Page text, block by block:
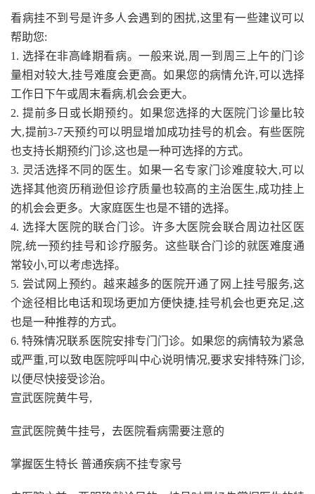
看病挂不到号是许多人会遇到的困扰,这里有一些建议可以
帮助您:
1. 选择在非高峰期看病。一般来说,周一到周三上午的门诊
量相对较大,挂号难度会更高。如果您的病情允许,可以选择
工作日下午或周末看病,机会会更大。
2. 提前多日或长期预约。如果您选择的大医院门诊量比较
大,提前3-7天预约可以明显增加成功挂号的机会。有些医院
也支持长期预约门诊,这也是一种可选择的方式。
3. 灵活选择不同的医生。如果一名专家门诊难度较大,可以
选择其他资历稍逊但诊疗质量也较高的主治医生,成功挂上
的机会会更多。大家庭医生也是不错的选择。
4. 选择大医院的联合门诊。许多大医院会联合周边社区医
院,统一预约挂号和诊疗服务。这些联合门诊的就医难度通
常较小,可以考虑选择。
5. 尝试网上预约。越来越多的医院开通了网上挂号服务,这
个途径相比电话和现场更加方便快捷,挂号机会也更充足,这
也是一种推荐的方式。
6. 特殊情况联系医院安排专门门诊。如果您的病情较为紧急
或严重,可以致电医院呼叫中心说明情况,要求安排特殊门诊,
以便尽快接受诊治。
宣武医院黄牛号,
宣武医院黄牛挂号，去医院看病需要注意的
掌握医生特长 普通疾病不挂专家号